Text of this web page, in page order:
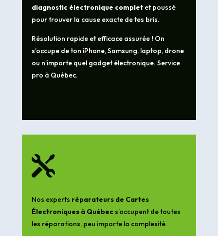
diagnostic électronique completet poussé
pour trouver la cause exacte de tes bris.
Résolution rapide et efficace assurée ! On
s’occupe de ton iPhone, Samsung, laptop, drone
ou n’importe quel gadget électronique. Service
pro à Québec.

Nos experts réparateurs de Cartes
Électroniques à Québecs’occupent de toutes
les réparations, peu importe la complexité.